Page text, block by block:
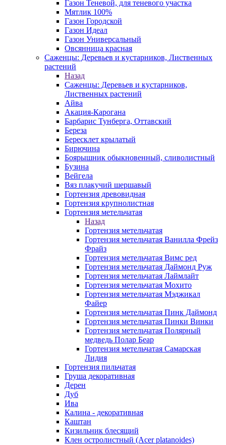
Газон Теневой, для теневого участка
Мятлик 100%
Газон Городской
Газон Идеал
Газон Универсальный
Овсянница красная
Саженцы: Деревьев и кустарников, Лиственных
растений
Назад
Саженцы: Деревьев и кустарников,
Лиственных растений
Айва
Акация-Карогана
Барбарис Тунберга, Оттавский
Береза
Бересклет крылатый
Бирючина
Боярышник обыкновенный, сливолистный
Бузина
Вейгела
Вяз плакучий шершавый
Гортензия древовидная
Гортензия крупнолистная
Гортензия метельчатая
Назад
Гортензия метельчатая
Гортензия метельчатая Ванилла Фрейз
Фрайз
Гортензия метельчатая Вимс ред
Гортензия метельчатая Даймонд Руж
Гортензия метельчатая Лаймлайт
Гортензия метельчатая Мохито
Гортензия метельчатая Мэджикал
Файер
Гортензия метельчатая Пинк Даймонд
Гортензия метельчатая Пинки Винки
Гортензия метельчатая Полярный
медведь Полар Беар
Гортензия метельчатая Самарская
Лидия
Гортензия пильчатая
Груша декоративная
Дерен
Дуб
Ива
Калина - декоративная
Каштан
Кизильник блесящий
Клен остролистный (Acer platanoides)